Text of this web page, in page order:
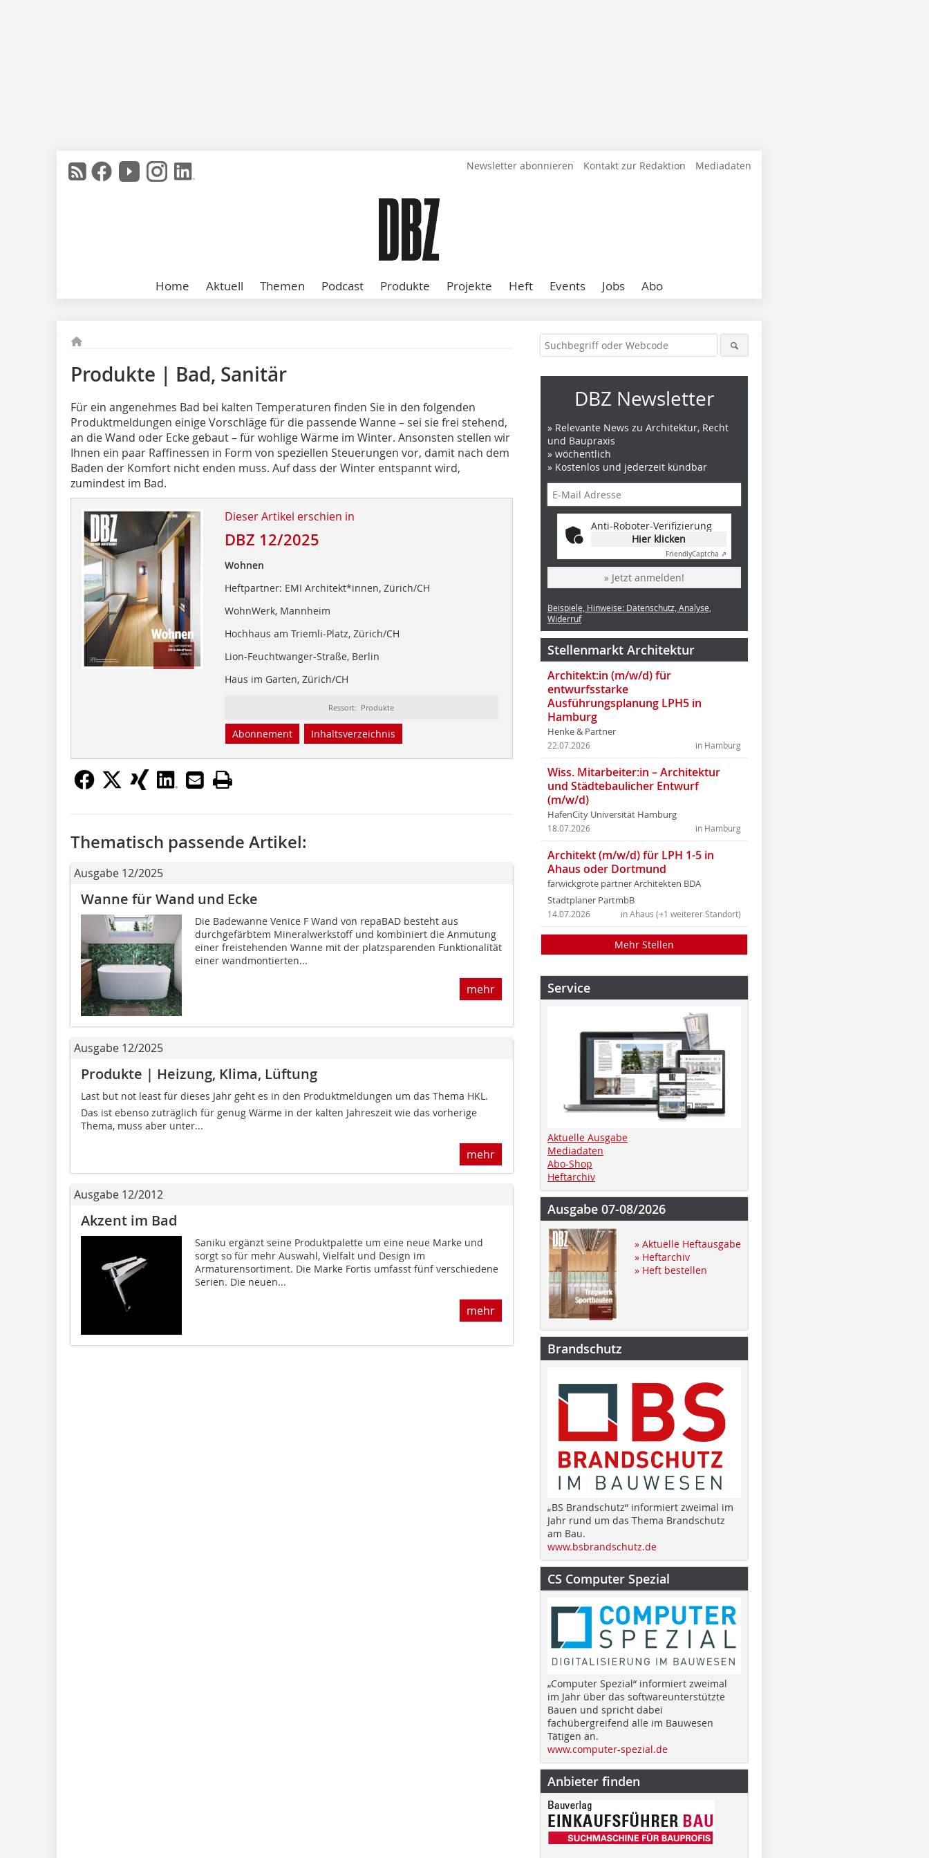
Newsletter abonnieren Kontakt zur Redaktion Mediadaten
Home Aktuell Themen Podcast Produkte Projekte Heft Events Jobs Abo
Produkte | Bad, Sanitär
Für ein angenehmes Bad bei kalten Temperaturen finden Sie in den folgenden
Produktmeldungen einige Vorschläge für die passende Wanne – sei sie frei stehend,
an die Wand oder Ecke gebaut – für wohlige Wärme im Winter. Ansonsten stellen wir
Ihnen ein paar Raffinessen in Form von speziellen Steuerungen vor, damit nach dem
Baden der Komfort nicht enden muss. Auf dass der Winter entspannt wird,
zumindest im Bad.
Dieser Artikel erschien in
DBZ 12/2025
Wohnen
Heftpartner: EMI Architekt*innen, Zürich/CH
WohnWerk, Mannheim
Hochhaus am Triemli-Platz, Zürich/CH
Lion-Feuchtwanger-Straße, Berlin
Haus im Garten, Zürich/CH
Ressort: Produkte
Abonnement Inhaltsverzeichnis
Thematisch passende Artikel:
Ausgabe 12/2025
Wanne für Wand und Ecke
Die Badewanne Venice F Wand von repaBAD besteht aus
durchgefärbtem Mineralwerkstoff und kombiniert die Anmutung
einer freistehenden Wanne mit der platzsparenden Funktionalität
einer wandmontierten...
mehr
Ausgabe 12/2025
Produkte | Heizung, Klima, Lüftung
Last but not least für dieses Jahr geht es in den Produktmeldungen um das Thema HKL.
Das ist ebenso zuträglich für genug Wärme in der kalten Jahreszeit wie das vorherige
Thema, muss aber unter...
mehr
Ausgabe 12/2012
Akzent im Bad
Saniku ergänzt seine Produktpalette um eine neue Marke und
sorgt so für mehr Auswahl, Vielfalt und Design im
Armaturensortiment. Die Marke Fortis umfasst fünf verschiedene
Serien. Die neuen...
mehr
DBZ Newsletter
» Relevante News zu Architektur, Recht
und Baupraxis
» wöchentlich
» Kostenlos und jederzeit kündbar
Anti-Roboter-Verifizierung
Hier klicken
FriendlyCaptcha ⇗
» Jetzt anmelden!
Beispiele, Hinweise: Datenschutz, Analyse,
Widerruf
Stellenmarkt Architektur
Architekt:in (m/w/d) für
entwurfsstarke
Ausführungsplanung LPH5 in
Hamburg
Henke & Partner
in Hamburg
22.07.2026
Wiss. Mitarbeiter:in – Architektur
und Städtebaulicher Entwurf
(m/w/d)
HafenCity Universität Hamburg
in Hamburg
18.07.2026
Architekt (m/w/d) für LPH 1-5 in
Ahaus oder Dortmund
farwickgrote partner Architekten BDA
Stadtplaner PartmbB
in Ahaus (+1 weiterer Standort)
14.07.2026
Mehr Stellen
Service
Aktuelle Ausgabe
Mediadaten
Abo-Shop
Heftarchiv
Ausgabe 07-08/2026
» Aktuelle Heftausgabe
» Heftarchiv
» Heft bestellen
Brandschutz
„BS Brandschutz“ informiert zweimal im
Jahr rund um das Thema Brandschutz
am Bau.
www.bsbrandschutz.de
CS Computer Spezial
„Computer Spezial“ informiert zweimal
im Jahr über das softwareunterstützte
Bauen und spricht dabei
fachübergreifend alle im Bauwesen
Tätigen an.
www.computer-spezial.de
Anbieter finden